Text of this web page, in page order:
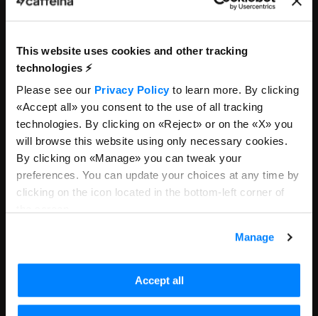
This website uses cookies and other tracking
technologies ⚡️
Please see our Privacy Policyto learn more. By clicking
«Accept all» you consent to the use of all tracking
technologies. By clicking on «Reject» or on the «X» you
will browse this website using only necessary cookies.
By clicking on «Manage» you can tweak your
preferences. You can update your choices at any time by
clicking on the icon located in the bottom-left corner of
Manage
Accept all
Paid Media Consultant
SEDE/MILANOPARMA
In Caffeina stiamo cercando una
figura di Paid Media Consultant
con una forte esperienza in
campagne digitali a performance,
in particolare su Google Ads e
Meta Ads. La persona ideale è
campagne, capace di relazionarsi
con il cliente, orientata al
risultato, proattiva e aggiornata